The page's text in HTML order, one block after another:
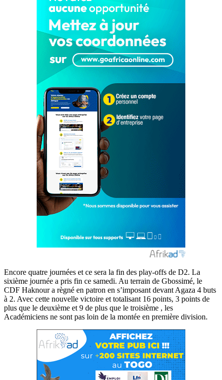
Encore quatre journées et ce sera la fin des play-offs de D2. La
sixième journée a pris fin ce samedi. Au terrain de Gbossimé, le
CDF Haknour a règné en patron en s’imposant devant Agaza 4 buts
à 2. Avec cette nouvelle victoire et totalisant 16 points, 3 points de
plus que le deuxième et 9 de plus que le troisième , les
Académiciens ne sont pas loin de la montée en première division.